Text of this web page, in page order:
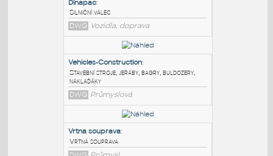
PODOBNÉ BLOKY
Dinapac
Silniční válec
DWG Vozidla, doprava